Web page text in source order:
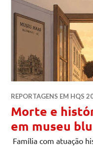
REPORTAGENS EM HQS
Morte e
em museu
Família com atuação